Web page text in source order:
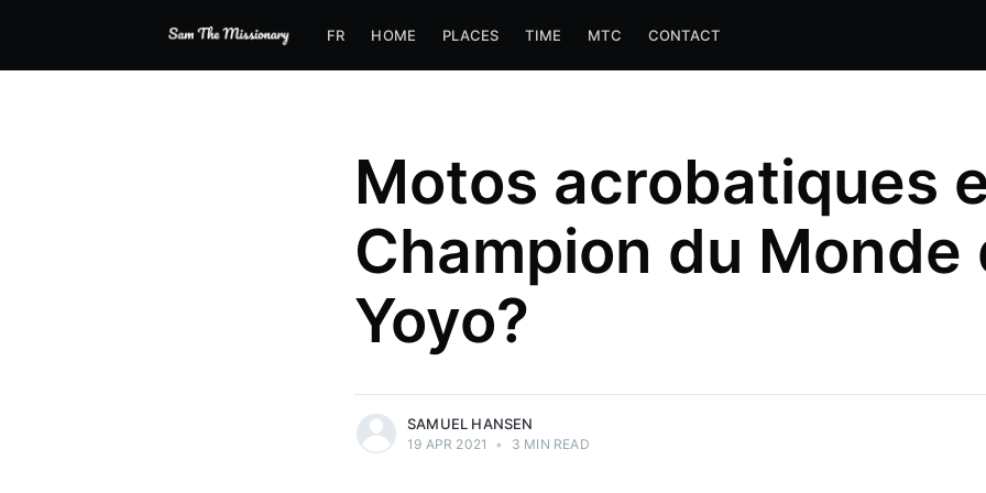
FR HOME PLACES TIME MTC CONTACT
Motos acrobatiques
Champion du Monde
Yoyo?
SAMUEL HANSEN
19 APR 2021 • 3 MIN READ